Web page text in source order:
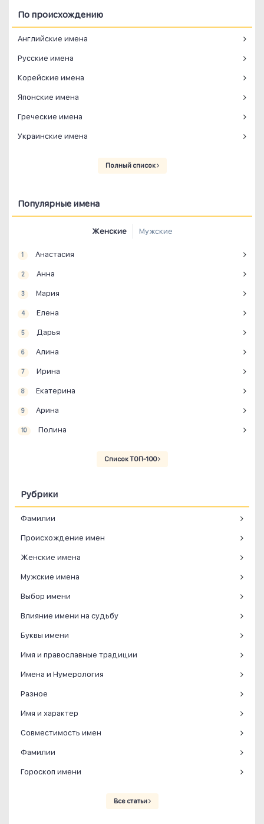
По происхождению
Английские имена
Русские имена
Корейские имена
Японские имена
Греческие имена
Украинские имена
Полный список
Популярные имена
Женские Мужские
1 Анастасия
2 Анна
3 Мария
4 Елена
5 Дарья
6 Алина
7 Ирина
8 Екатерина
9 Арина
10 Полина
Список ТОП-100
Рубрики
Фамилии
Происхождение имен
Женские имена
Мужские имена
Выбор имени
Влияние имени на судьбу
Буквы имени
Имя и православные традиции
Имена и Нумерология
Разное
Имя и характер
Совместимость имен
Фамилии
Гороскоп имени
Все статьи